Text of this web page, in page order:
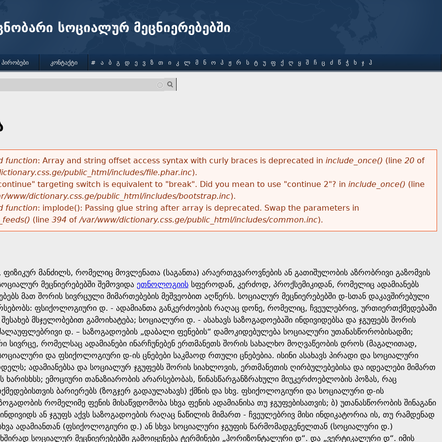
სოციალურ მეცნიერებებში
function: Array and string offset access syntax with curly braces is deprecated in include_once() (line 20of
public_html/includes/file.phar.inc).
targeting switch is equivalent to "break". Did you mean to use "continue 2"? in include_once() (line
www/dictionary.css.ge/public_html/includes/bootstrap.inc).
function: implode(): Passing glue string after array is deprecated. Swap the parameters in
(line 394 of/var/www/dictionary.css.ge/public_html/includes/common.inc).
ფიზიკურ მანძილს, რომელიც მოვლენათა (საგანთა) არაერთგვაროვნების ან გათიშულობის აზრობრივი გაზომვის
მეცნიერებებში შემოვიდა ეთნოლოგიისსფეროდან, კერძოდ, პროქსემიკიდან, რომელიც ადამიანებს
მათ შორის სივრცული მიმართებების მეშვეობით აღწერს. სოციალურ მეცნიერებებში დ-სთან დაკავშირებული
ფსიქოლოგიური დ. - ადამიანთა განკერძოების რაღაც დონე, რომელიც, ჩვეულებრივ, ურთიერთქმედებაში
მსჯელობებით გამოიხატება; სოციალური დ. - ასახავს საზოგადოებაში ინდივიდებსა და ჯგუფებს შორის
დ. – საზოგადოების „დაბალი ფენების“ დამოკიდებულება სოციალური უთანასწორობისადმი;
სივრცე, რომელსაც ადამიანები ინარჩუნებენ ერთმანეთს შორის სახალხო მოღვაწეობის დროს (მაგალითად,
და ფსიქოლოგიური დ-ის ცნებები საკმაოდ რთული ცნებებია. ისინი ასახავს პირადი და სოციალური
ადამიანებსა და სოციალურ ჯგუფებს შორის სიახლოვის, ერთმანეთის ღირბულებებისა და იდეალები მიმართ
ხარისხსს; ემოციური თანაზიარობის არარსებობას, წინასწარგანზრახული მიუკერძოებლობის პოზას, რაც
ბარიერებს (ზოგჯერ გადაულახავს) ქმნის და სხვ. ფსიქოლოგიური და სოციალური დ-ის
რომელიმე ფენის მისაწვდომობა სხვა ფენის ადამიანისა თუ ჯგუფებისათვის; ბ) უთანასწორობის შინაგანი
ან ჯგუფს აქვს საზოგადოების რაღაც ნაწილის მიმართ - ჩვეულებრივ მისი ინდიკატორია ის, თუ რამდენად
სხვა ადამიანთან (ფსიქოლოგიური დ.) ან სხვა სოციალური ჯგუფის წარმომადგენელთან (სოციალური დ.)
სოციალურ მეცნიერებებში გამოიყენება ტერმინები „ჰორიზონტალური დ“. და „ვერტიკალური დ“. იმის
ᲞᲘᲠᲝᲑᲔᲑᲘ ᲙᲝᲜᲢᲐᲥᲢᲘ # Ა Ბ Გ Დ Ე Ვ Ზ Თ Ი Კ Ლ Მ Ნ Ო Პ Ჟ Რ Ს Ტ Უ Ფ Ქ Ღ Ყ Შ Ჩ Ც Ძ Წ Ჭ Ხ Ჯ Ჰ